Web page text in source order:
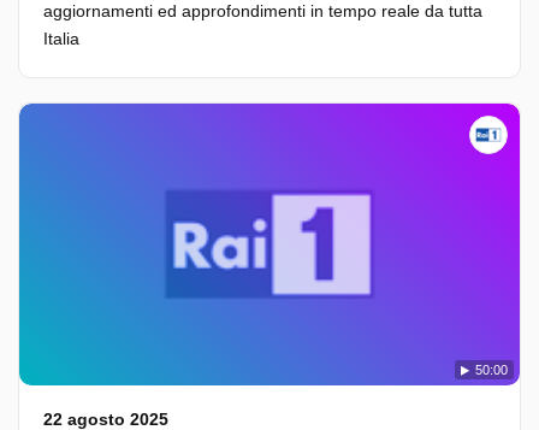
aggiornamenti ed approfondimenti in tempo reale da tutta
Italia
50:00
22 agosto 2025